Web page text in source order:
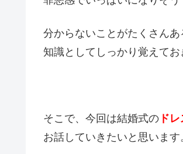
分からないことがたくさんあ
知識としてしっかり覚えてお
そこで、今回は結婚式の ド
お話していきたいと思います